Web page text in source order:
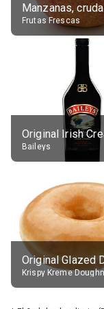
Frutas Frescas
Baileys
Krispy Kreme